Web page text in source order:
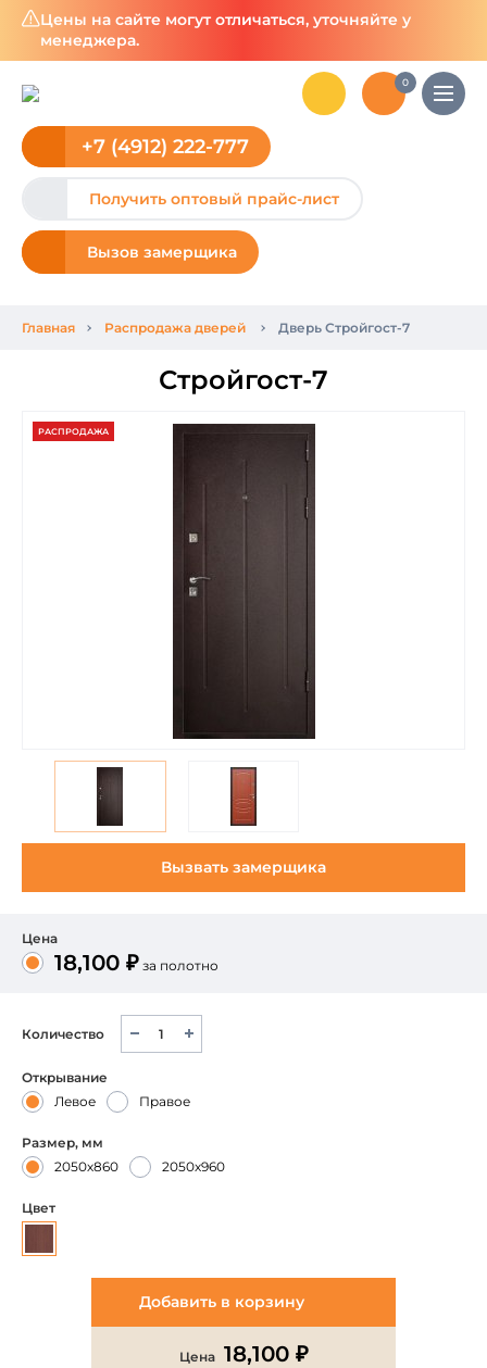
Цены на сайте могут отличаться, уточняйте у
менеджера.
0
+7 (4912) 222-777
Получить оптовый прайс-лист
Вызов замерщика
Главная Распродажа дверей Дверь Стройгост-7
Стройгост-7
РАСПРОДАЖА
Вызвать замерщика
Цена
18,100 ₽ за полотно
Количество
Открывание
Левое
Правое
Размер, мм
2050х860
2050х960
Цвет
Добавить в корзину
Цена 18,100 ₽